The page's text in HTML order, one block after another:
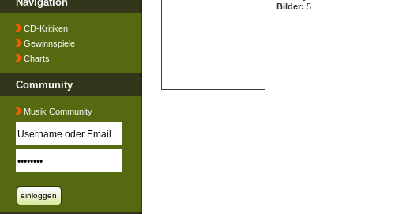
CD-Kritiken
Gewinnspiele
Charts
Community
Musik Community
Bilder: 5